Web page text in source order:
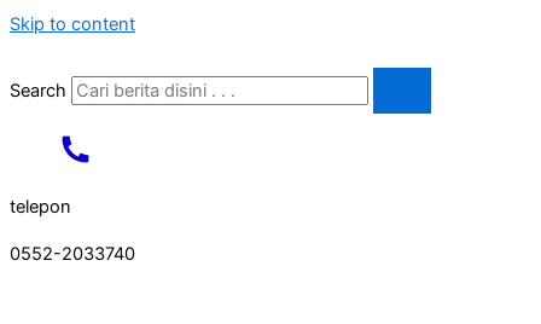
Skip to content
Search
telepon
0552-2033740